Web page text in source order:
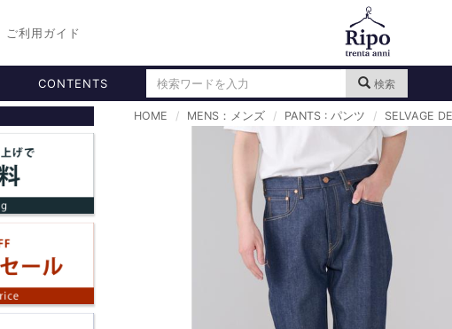
ご利用ガイド
CONTENTS 検索
HOME MENS：メンズ PANTS : パンツ SELVAGE